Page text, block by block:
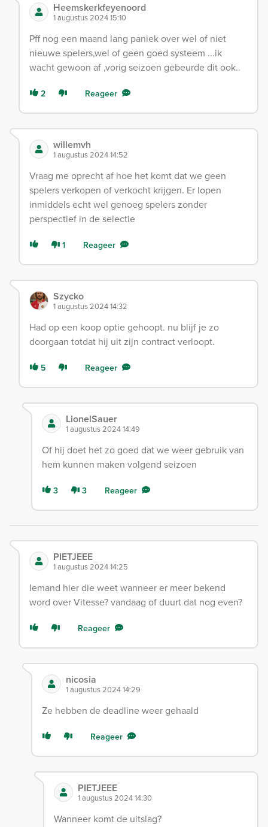
Heemskerkfeyenoord
1 augustus 2024 15:10
Pff nog een maand lang paniek over wel of niet
nieuwe spelers,wel of geen goed systeem ...ik
wacht gewoon af ,vorig seizoen gebeurde dit ook..
2 Reageer
willemvh
1 augustus 2024 14:52
Vraag me oprecht af hoe het komt dat we geen
spelers verkopen of verkocht krijgen. Er lopen
inmiddels echt wel genoeg spelers zonder
perspectief in de selectie
1 Reageer
Szycko
1 augustus 2024 14:32
Had op een koop optie gehoopt. nu blijf je zo
doorgaan totdat hij uit zijn contract verloopt.
5 Reageer
LionelSauer
1 augustus 2024 14:49
Of hij doet het zo goed dat we weer gebruik van
hem kunnen maken volgend seizoen
3 3 Reageer
PIETJEEE
1 augustus 2024 14:25
Iemand hier die weet wanneer er meer bekend
word over Vitesse? vandaag of duurt dat nog even?
Reageer
nicosia
1 augustus 2024 14:29
Ze hebben de deadline weer gehaald
Reageer
PIETJEEE
1 augustus 2024 14:30
Wanneer komt de uitslag?